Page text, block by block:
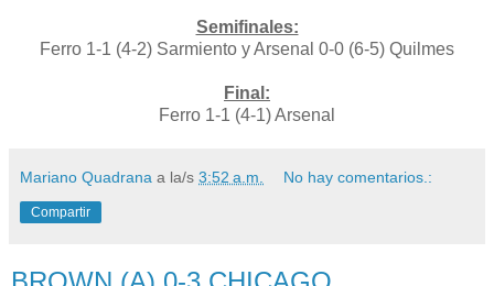
Semifinales:
Ferro 1-1 (4-2) Sarmiento y Arsenal 0-0 (6-5) Quilmes
Final:
Ferro 1-1 (4-1) Arsenal
Mariano Quadrana a la/s 3:52 a.m. No hay comentarios.:
Compartir